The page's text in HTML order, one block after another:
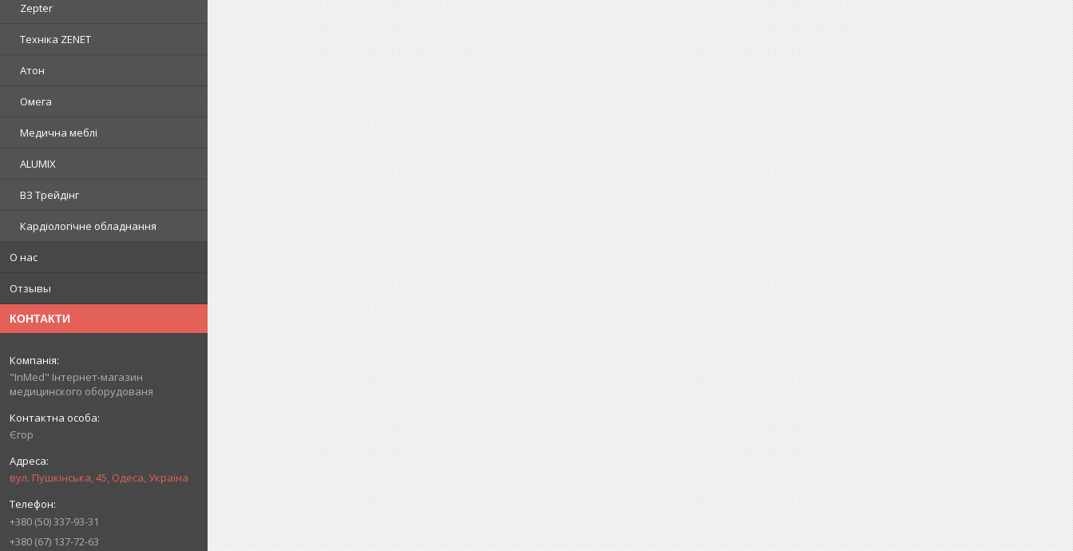
Zepter
Техніка ZENET
Атон
Омега
Медична меблі
ALUMIX
ВЗ Трейдінг
Кардіологічне обладнання
О нас
Отзывы
КОНТАКТИ
"InMed" Інтернет-магазин
медицинского оборудованя
Єгор
вул. Пушкінська, 45, Одеса, Україна
+380 (50) 337-93-31
+380 (67) 137-72-63